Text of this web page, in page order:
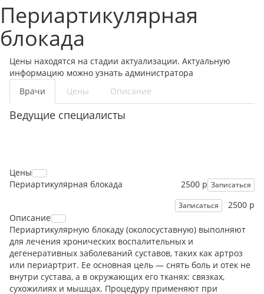
Периартикулярная
блокада
Цены находятся на стадии актуализации. Актуальную
информацию можно узнать администратора
Врачи
Цены Описание
Ведущие специалисты
Цены
Записаться
2500 р
Периартикулярная блокада
2500 р
Записаться
Описание
Периартикулярную блокаду (околосуставную) выполняют
для лечения хронических воспалительных и
дегенеративных заболеваний суставов, таких как артроз
или периартрит. Ее основная цель — снять боль и отек не
внутри сустава, а в окружающих его тканях: связках,
сухожилиях и мышцах. Процедуру применяют при